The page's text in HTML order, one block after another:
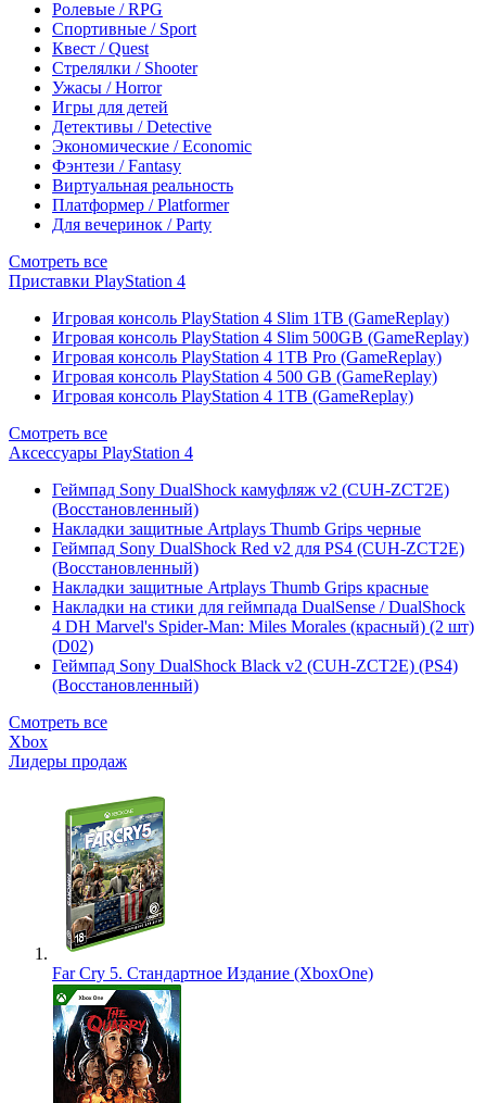
Ролевые / RPG
Спортивные / Sport
Квест / Quest
Стрелялки / Shooter
Ужасы / Horror
Игры для детей
Детективы / Detective
Экономические / Economic
Фэнтези / Fantasy
Виртуальная реальность
Платформер / Platformer
Для вечеринок / Party
Смотреть все
Приставки PlayStation 4
Игровая консоль PlayStation 4 Slim 1TB (GameReplay)
Игровая консоль PlayStation 4 Slim 500GB (GameReplay)
Игровая консоль PlayStation 4 1TB Pro (GameReplay)
Игровая консоль PlayStation 4 500 GB (GameReplay)
Игровая консоль PlayStation 4 1TB (GameReplay)
Смотреть все
Аксессуары PlayStation 4
Геймпад Sony DualShock камуфляж v2 (CUH-ZCT2E)
(Восстановленный)
Накладки защитные Artplays Thumb Grips черные
Геймпад Sony DualShock Red v2 для PS4 (CUH-ZCT2E)
(Восстановленный)
Накладки защитные Artplays Thumb Grips красные
Накладки на стики для геймпада DualSense / DualShock
4 DH Marvel's Spider-Man: Miles Morales (красный) (2 шт)
(D02)
Геймпад Sony DualShock Black v2 (CUH-ZCT2E) (PS4)
(Восстановленный)
Смотреть все
Xbox
Лидеры продаж
Far Cry 5. Стандартное Издание (XboxOne)